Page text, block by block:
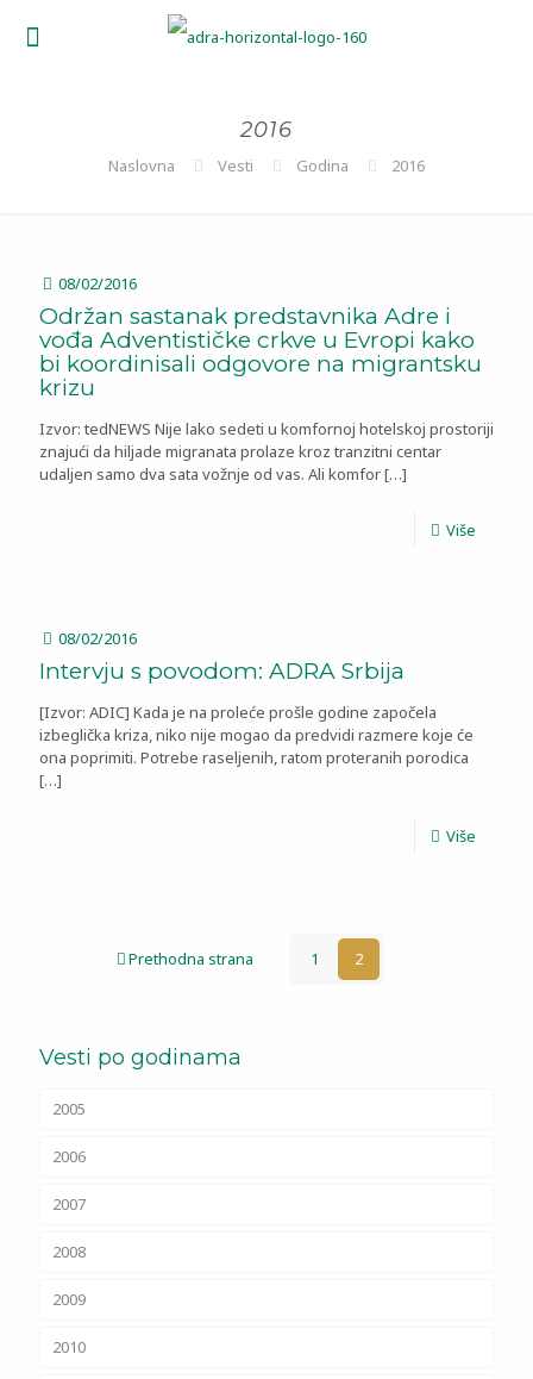
2016
Naslovna Vesti Godina 2016
08/02/2016
Održan sastanak predstavnika Adre i
vođa Adventističke crkve u Evropi kako
bi koordinisali odgovore na migrantsku
krizu
Izvor: tedNEWS Nije lako sedeti u komfornoj hotelskoj prostoriji
znajući da hiljade migranata prolaze kroz tranzitni centar
udaljen samo dva sata vožnje od vas. Ali komfor[…]
Više
08/02/2016
Intervju s povodom: ADRA Srbija
[Izvor: ADIC] Kada je na proleće prošle godine započela
izbeglička kriza, niko nije mogao da predvidi razmere koje će
ona poprimiti. Potrebe raseljenih, ratom proteranih porodica
[…]
Više
Prethodna strana 1 2
Vesti po godinama
2005
2006
2007
2008
2009
2010